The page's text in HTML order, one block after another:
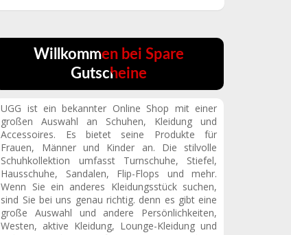
Willkommen bei Spare
Gutscheine
UGG ist ein bekannter Online Shop mit einer
großen Auswahl an Schuhen, Kleidung und
Accessoires. Es bietet seine Produkte für
Frauen, Männer und Kinder an. Die stilvolle
Schuhkollektion umfasst Turnschuhe, Stiefel,
Hausschuhe, Sandalen, Flip-Flops und mehr.
Wenn Sie ein anderes Kleidungsstück suchen,
sind Sie bei uns genau richtig. denn es gibt eine
große Auswahl und andere Persönlichkeiten,
Westen, aktive Kleidung, Lounge-Kleidung und